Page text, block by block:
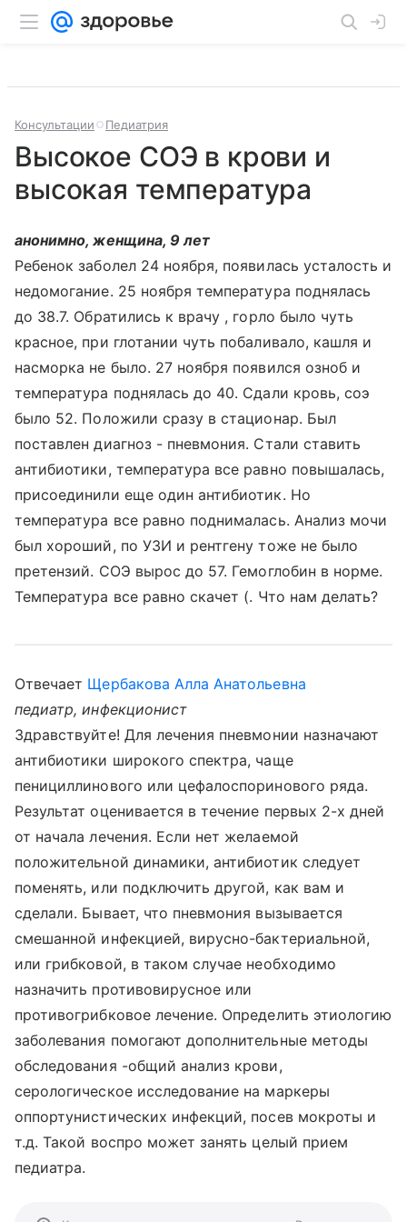
Консультации Педиатрия
Высокое СОЭ в крови и
высокая температура
анонимно, женщина, 9 лет
Ребенок заболел 24 ноября, появилась усталость и
недомогание. 25 ноября температура поднялась
до 38.7. Обратились к врачу , горло было чуть
красное, при глотании чуть побаливало, кашля и
насморка не было. 27 ноября появился озноб и
температура поднялась до 40. Сдали кровь, соэ
было 52. Положили сразу в стационар. Был
поставлен диагноз - пневмония. Стали ставить
антибиотики, температура все равно повышалась,
присоединили еще один антибиотик. Но
температура все равно поднималась. Анализ мочи
был хороший, по УЗИ и рентгену тоже не было
претензий. СОЭ вырос до 57. Гемоглобин в норме.
Температура все равно скачет (. Что нам делать?
Отвечает Щербакова Алла Анатольевна
педиатр, инфекционист
Здравствуйте! Для лечения пневмонии назначают
антибиотики широкого спектра, чаще
пенициллинового или цефалоспоринового ряда.
Результат оценивается в течение первых 2-х дней
от начала лечения. Если нет желаемой
положительной динамики, антибиотик следует
поменять, или подключить другой, как вам и
сделали. Бывает, что пневмония вызывается
смешанной инфекцией, вирусно-бактериальной,
или грибковой, в таком случае необходимо
назначить противовирусное или
противогрибковое лечение. Определить этиологию
заболевания помогают дополнительные методы
обследования -общий анализ крови,
серологическое исследование на маркеры
оппортунистических инфекций, посев мокроты и
т.д. Такой воспро может занять целый прием
педиатра.